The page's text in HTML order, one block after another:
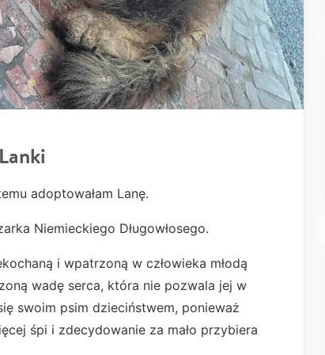
adoptowałam Lanę.
Niemieckiego Długowłosego.
i wpatrzoną w człowieka młodą
wadę serca, która nie pozwala jej w
swoim psim dzieciństwem, ponieważ
śpi i zdecydowanie za mało przybiera